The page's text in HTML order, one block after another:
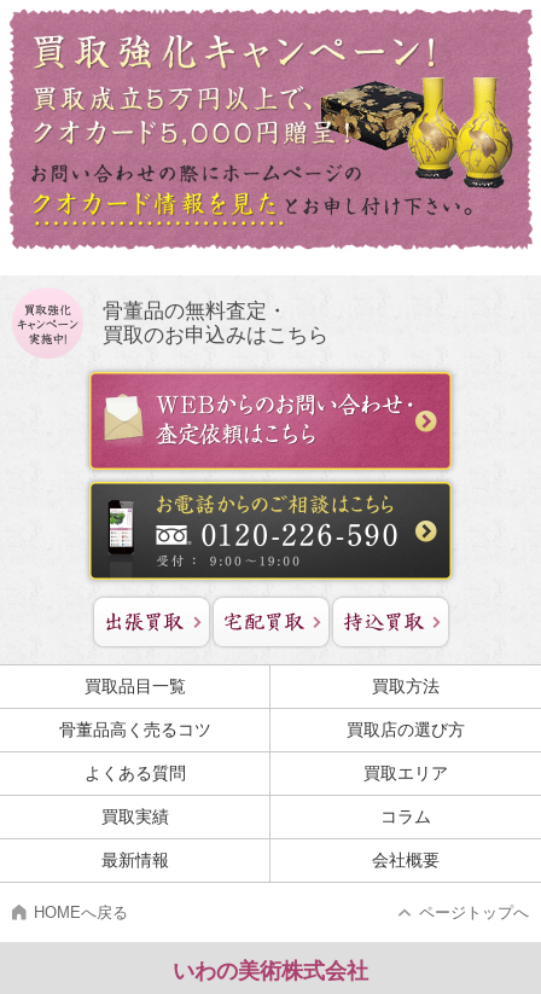
骨董品の無料査定・
買取のお申込みはこちら
買取品目一覧 買取方法
骨董品高く売るコツ 買取店の選び方
よくある質問 買取エリア
買取実績 コラム
最新情報 会社概要
HOMEへ戻る ページトップへ
いわの美術株式会社